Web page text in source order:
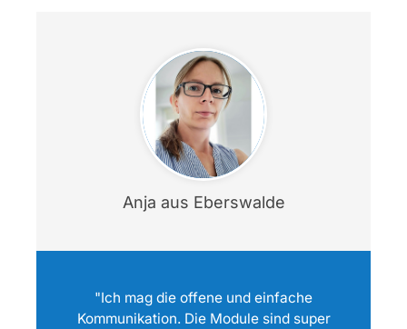
"Ich mag die offene und einfache
Kommunikation. Die Module sind super
Anja aus Eberswalde